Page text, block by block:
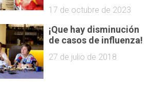
17 de octubre de 2023
¡Que hay disminución
de casos de influenza!
27 de julio de 2018